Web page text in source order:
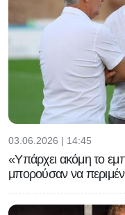
03.06.2026 | 14:45
«Υπάρχει ακόμη το
μπορούσαν να